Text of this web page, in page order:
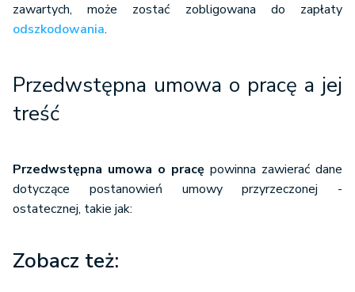
zawartych, może zostać zobligowana do zapłaty
odszkodowania.
Przedwstępna umowa o pracę a jej
treść
Przedwstępna umowa o pracę powinna zawierać dane
dotyczące postanowień umowy przyrzeczonej -
ostatecznej, takie jak:
Zobacz też: